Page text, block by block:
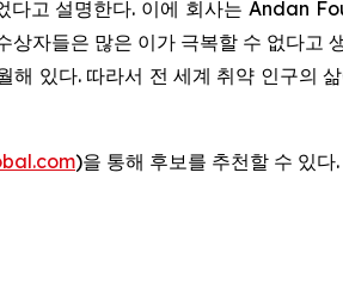
고 설명한다. 이에 회사는 Andan
자들은 많은 이가 극복할 수 없다고
있다. 따라서 전 세계 취약 인구의
)을 통해 후보를 추천할 수 있다.